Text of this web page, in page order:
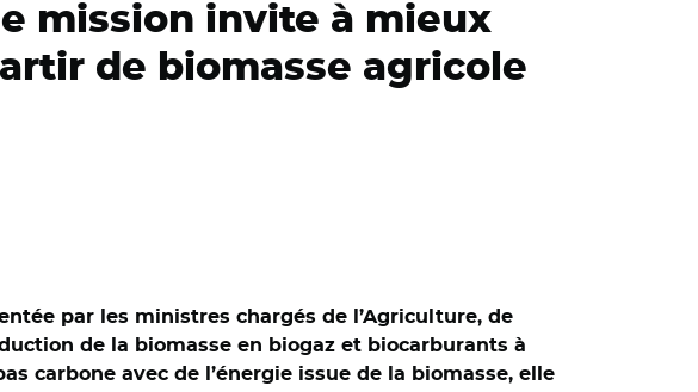
mission invite à mieux
de biomasse agricole
par les ministres chargés de l’Agriculture, de
de la biomasse en biogaz et biocarburants à
carbone avec de l’énergie issue de la biomasse, elle